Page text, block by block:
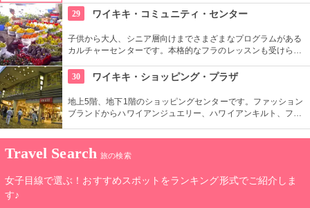
いメロディーが親しまれていますね。
29 ワイキキ・コミュニティ・センター
子供から大人、シニア層向けまでさまざまなプログラムがある
カルチャーセンターです。本格的なフラのレッスンも受けられ
菜・果物が買える、週2回のファーマーズマーケットも好評で
す。
30 ワイキキ・ショッピング・プラザ
地上5階、地下1階のショッピングセンターです。ファッション
ブランドからハワイアンジュエリー、ハワイアンキルト、フー
覚で買い物ができる楽しい場所です。
Travel Search 旅の検索
女子目線で選ぶ！おすすめスポットをランキング形式でご紹介しま
す♪